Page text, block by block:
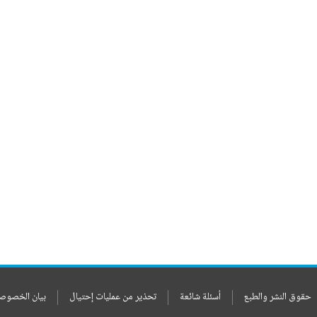
حقوق النشر والطبع أسئلة شائعة تحذير من عمليات إحتيال بيان